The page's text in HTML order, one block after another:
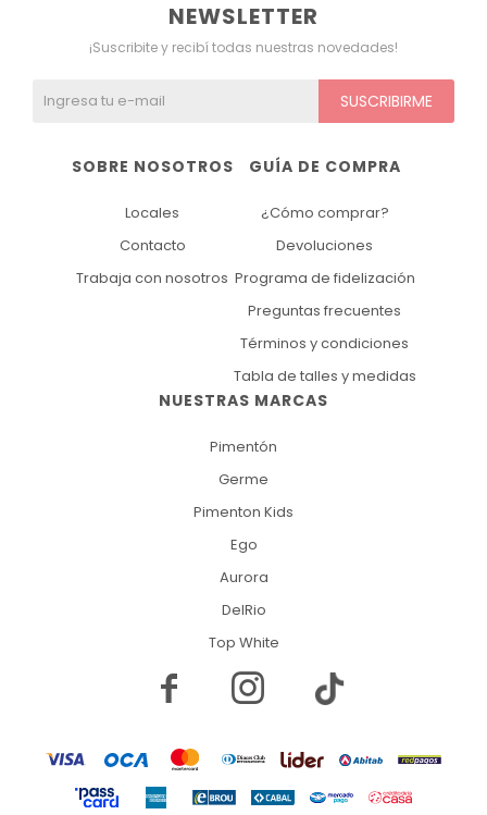
NUESTRAS MARCAS
Pimentón
Germe
Pimenton Kids
Ego
Aurora
DelRio
Top White
GUÍA DE COMPRA
¿Cómo comprar?
Devoluciones
Programa de fidelización
Preguntas frecuentes
Términos y condiciones
Tabla de talles y medidas
SOBRE NOSOTROS
Locales
Contacto
Trabaja con nosotros
NEWSLETTER
¡Suscribite y recibí todas nuestras novedades!
SUSCRIBIRME
 